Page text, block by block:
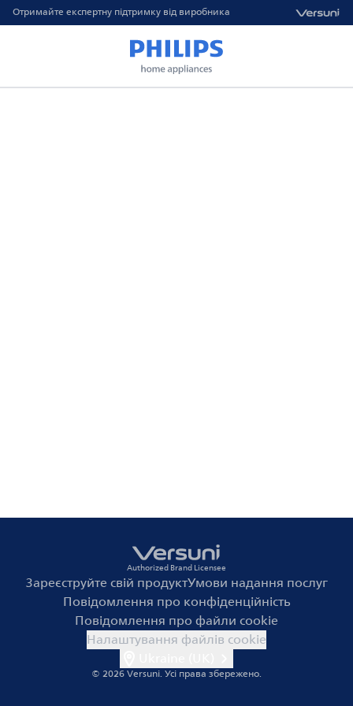
Отримайте експертну підтримку від виробника
Authorized Brand Licensee
Зареєструйте свій продуктУмови надання послуг
Повідомлення про конфіденційність
Повідомлення про файли cookie
Налаштування файлів cookie
© 2026 Versuni.Усі права збережено.